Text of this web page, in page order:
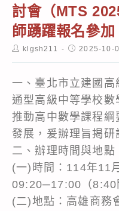
討會（MTS
師踴躍報名參加
Postklgsh211
Post2025-10-
一、臺北市立建國
通型高級中等學校
推動高中數學課程
發展，爰辦理旨揭研
二、辦理時間與地點
(一)時間：114年11
09:20─17:00（8:40
(二)地點：高雄商務